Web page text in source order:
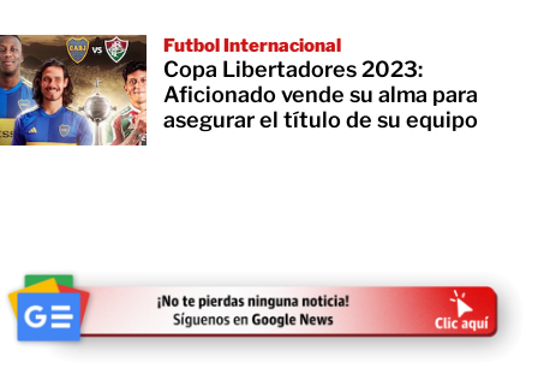
Futbol Internacional
Copa Libertadores 2023:
Aficionado vende su alma para
asegurar el título de su equipo